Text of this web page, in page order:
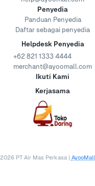
Penyedia
Panduan Penyedia
Daftar sebagai penyedia
Helpdesk Penyedia
+62 821 1333 4444
merchant@ayoomall.com
Ikuti Kami
Kerjasama
2026 PT Air Mas Perkasa | AyooMall